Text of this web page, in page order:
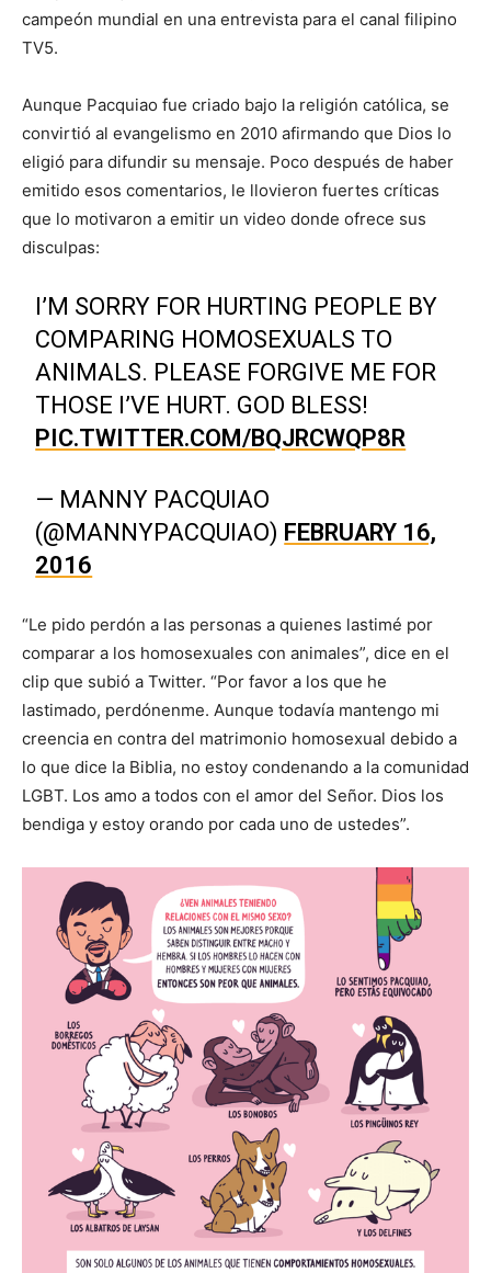
campeón mundial en una entrevista para el canal filipino
TV5.
Aunque Pacquiao fue criado bajo la religión católica, se
convirtió al evangelismo en 2010 afirmando que Dios lo
eligió para difundir su mensaje. Poco después de haber
emitido esos comentarios, le llovieron fuertes críticas
que lo motivaron a emitir un video donde ofrece sus
disculpas:
I’M SORRY FOR HURTING PEOPLE BY
COMPARING HOMOSEXUALS TO
ANIMALS. PLEASE FORGIVE ME FOR
THOSE I’VE HURT. GOD BLESS!
PIC.TWITTER.COM/BQJRCWQP8R
— MANNY PACQUIAO
(@MANNYPACQUIAO) FEBRUARY 16,
2016
“Le pido perdón a las personas a quienes lastimé por
comparar a los homosexuales con animales”, dice en el
clip que subió a Twitter. “Por favor a los que he
lastimado, perdónenme. Aunque todavía mantengo mi
creencia en contra del matrimonio homosexual debido a
lo que dice la Biblia, no estoy condenando a la comunidad
LGBT. Los amo a todos con el amor del Señor. Dios los
bendiga y estoy orando por cada uno de ustedes”.